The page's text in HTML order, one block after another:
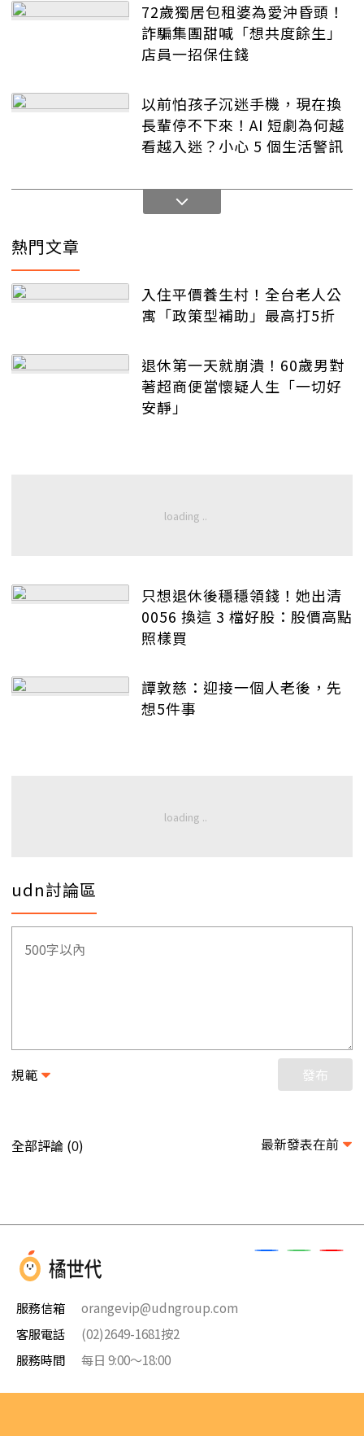
72歲獨居包租婆為愛沖昏頭！
詐騙集團甜喊「想共度餘生」
店員一招保住錢
以前怕孩子沉迷手機，現在換
長輩停不下來！AI 短劇為何越
看越入迷？小心 5 個生活警訊
熱門文章
入住平價養生村！全台老人公
寓「政策型補助」最高打5折
退休第一天就崩潰！60歲男對
著超商便當懷疑人生「一切好
安靜」
只想退休後穩穩領錢！她出清
0056 換這 3 檔好股：股價高點
照樣買
譚敦慈：迎接一個人老後，先
想5件事
udn討論區
規範 發布
全部評論 (0) 最新發表在前
服務信箱
orangevip@udngroup.com
客服電話
(02)2649-1681按2
服務時間
每日 9:00～18:00